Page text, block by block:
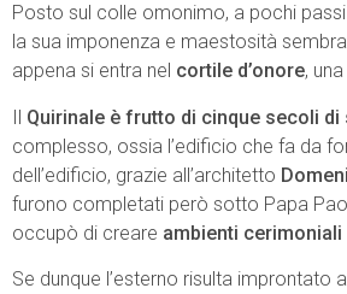
Posto sul colle omonimo, a pochi
la sua imponenza e maestosità
appena si entra nel cortile d’onore,
Il Quirinale è frutto di cinque secoli di
complesso, ossia l’edificio che fa da
dell’edificio, grazie all’architetto
furono completati però sotto Papa
occupò di creare ambienti
Se dunque l’esterno risulta improntato